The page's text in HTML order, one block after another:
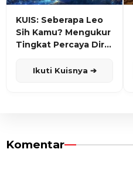
KUIS: Seberapa Leo
Sih Kamu? Mengukur
Tingkat Percaya Diri
Ikuti Kuisnya ➔
Komentar